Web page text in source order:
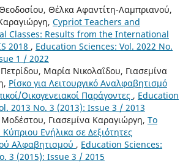
Θέλκα Αφαντίτη-Λαμπριανού,
Cypriot Teachers and
Classes: Results from the International
2018 , Education Sciences: Vol. 2022 No.
1 / 2022
Μαρία Νικολαΐδου, Γιασεμίνα
Ρίσκο για Λειτουργικό Αναλφαβητισμό
Οικογενειακοί Παράγοντες , Education
2013 No. 3 (2013): Issue 3 / 2013
Γιασεμίνα Καραγιώργη, Το
Ενήλικα σε Δεξιότητες
Αλφαβητισμού , Education Sciences:
3 (2015): Issue 3 / 2015